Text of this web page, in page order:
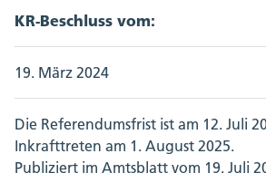
KR-Beschluss vom:
19. März 2024
Die Referendumsfrist ist am 12. Juli
Inkrafttreten am 1. August 2025.
Publiziert im Amtsblatt vom 19. Juli